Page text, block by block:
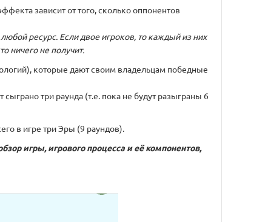
зависит от того, сколько оппонентов
ресурс. Если двое игроков, то каждый из них
ничего не получит.
которые дают своим владельцам победные
три раунда (т.е. пока не будут разыграны 6
в игре три Эры (9 раундов).
игры, игрового процесса и её компонентов,